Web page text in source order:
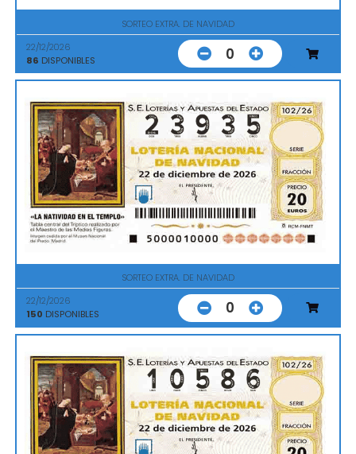
SORTEO EXTRA. DE NAVIDAD
22/12/2026
86 DISPONIBLES 0
SORTEO EXTRA. DE NAVIDAD
22/12/2026
150 DISPONIBLES 0